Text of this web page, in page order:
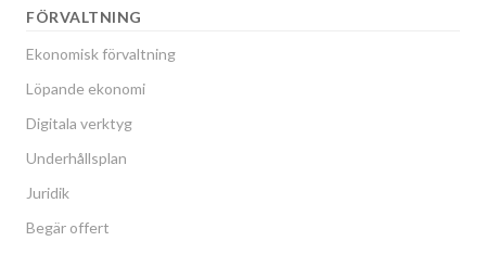
FÖRVALTNING
Ekonomisk förvaltning
Löpande ekonomi
Digitala verktyg
Underhållsplan
Juridik
Begär offert